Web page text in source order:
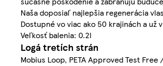
Naša doposiaľ najlepšia regenerácia
Dostupné vo viac ako 50 krajinách a
Veľkosť balenia: 0.2l
Logá tretích strán
Mobius Loop, PETA Approved Test